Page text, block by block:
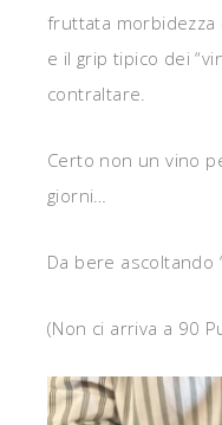
fruttata morbidezza
e il grip tipico dei
contraltare.
Certo non un vino
giorni…
Da bere ascoltando
(Non ci arriva a 90